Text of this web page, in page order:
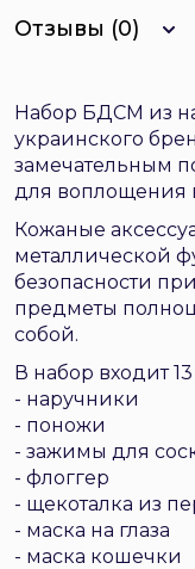
Отзывы (0)
Набор БДСМ из
украинского
замечательным
для воплощения
Кожаные
металлической
безопасности
предметы
собой.
В набор входит
- наручники
- поножи
- зажимы для
- флоггер
- щекоталка из
- маска на глаза
- маска кошечки